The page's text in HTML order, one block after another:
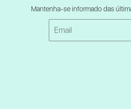
Mantenha-se informado das